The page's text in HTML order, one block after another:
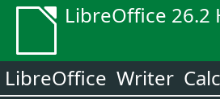
LibreOffice 26.2
LibreOffice Writer Calc